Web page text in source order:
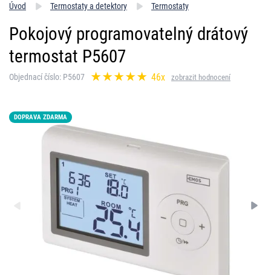
Úvod Termostaty a detektory Termostaty
Pokojový programovatelný drátový
termostat P5607
Objednací číslo: P5607 46x zobrazit hodnocení
DOPRAVA ZDARMA